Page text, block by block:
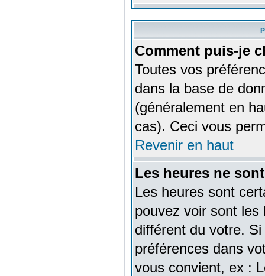
Comment puis-je
Toutes vos
dans la base de
(généralement en
cas). Ceci vous
Revenir en haut
Les heures ne
Les heures sont
pouvez voir sont
différent du votre.
préférences dans
vous convient, ex :